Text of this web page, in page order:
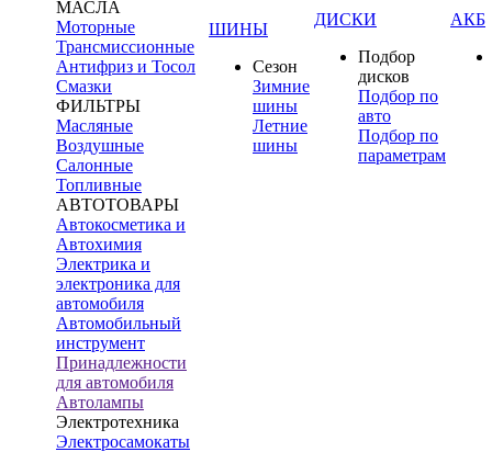
МАСЛА
Моторные
Трансмиссионные
Антифриз и Тосол
Смазки
ФИЛЬТРЫ
Масляные
Воздушные
Салонные
Топливные
АВТОТОВАРЫ
Автокосметика и
Автохимия
Электрика и
электроника для
автомобиля
Автомобильный
инструмент
Принадлежности
для автомобиля
Автолампы
Электротехника
Электросамокаты
ШИНЫ
Сезон
Зимние
шины
Летние
шины
ДИСКИ
Подбор
дисков
Подбор по
авто
Подбор по
параметрам
АКБ